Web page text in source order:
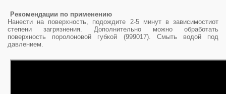
Рекомендации по применению
Нанести на поверхность, подождите 2-5 минут в зависимостиот
степени загрязнения. Дополнительно можно обработать
поверхность поролоновой губкой (999017). Смыть водой под
давлением.